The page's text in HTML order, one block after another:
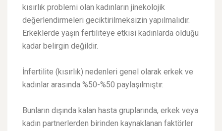
kısırlık problemi olan kadınların jinekolojik
değerlendirmeleri geciktirilmeksizin yapılmalıdır.
Erkeklerde yaşın fertiliteye etkisi kadınlarda olduğu
kadar belirgin değildir.
İnfertilite (kısırlık) nedenleri genel olarak erkek ve
kadınlar arasında %50-%50 paylaşılmıştır.
Bunların dışında kalan hasta gruplarında, erkek veya
kadın partnerlerden birinden kaynaklanan faktörler